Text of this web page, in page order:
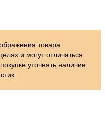
товара
и могут отличаться
уточнять наличие